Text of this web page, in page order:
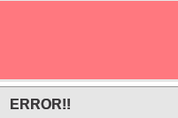
ERROR!!